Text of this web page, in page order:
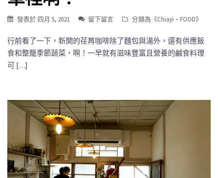
發表於 四月 5, 2021 留下留言 分類為《Chiayi 、 FOOD》
行前看了一下，新開的荏苒咖啡除了麵包與湯外，還有供應飯
食和整籠季節蔬菜，啊！一早就有滋味豐富且營養的鹹食料理
可 […]